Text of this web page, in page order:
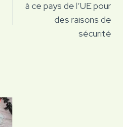
à ce pays de l’UE pour
des raisons de
sécurité